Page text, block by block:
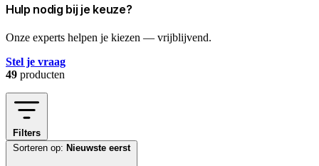
Hulp nodig bij je keuze?
Onze experts helpen je kiezen — vrijblijvend.
Stel je vraag
49 producten
Filters
Sorteren op: Nieuwste eerst